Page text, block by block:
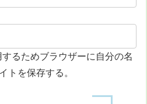
るためブラウザーに自分の名
トを保存する。